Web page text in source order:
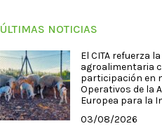
ÚLTIMAS NOTICIAS
El CITA refuerza
agroalimentaria
participación en
Operativos de la
Europea para la
03/08/2026